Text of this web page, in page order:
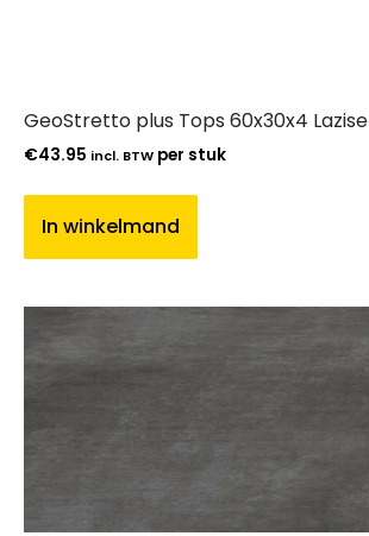
GeoStretto plus Tops 60x30x4 Lazise
€43.95 incl. BTW per stuk
In winkelmand